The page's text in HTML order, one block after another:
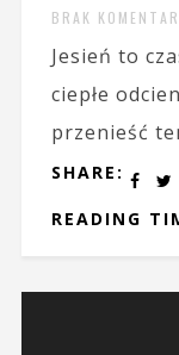
BRAK
Jesień to
ciepłe
przenieść
SHARE:
READING